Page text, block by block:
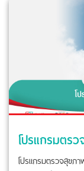
โปรแกรมตรวจสุขภ